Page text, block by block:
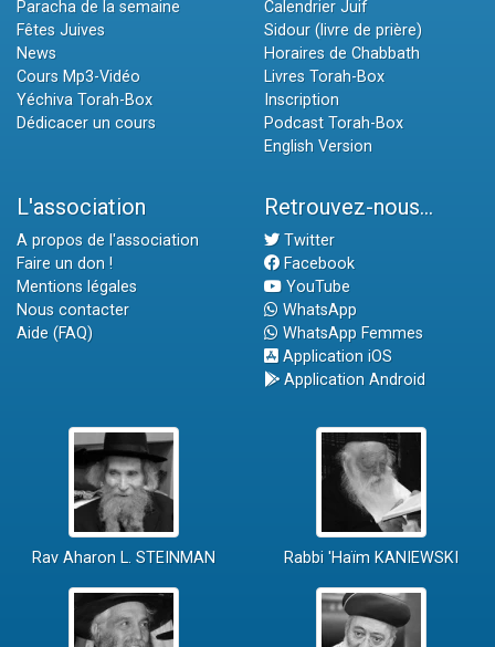
Paracha de la semaine
Fêtes Juives
News
Cours Mp3-Vidéo
Yéchiva Torah-Box
Dédicacer un cours
Calendrier Juif
Sidour (livre de prière)
Horaires de Chabbath
Livres Torah-Box
Inscription
Podcast Torah-Box
English Version
L'association
A propos de l'association
Faire un don !
Mentions légales
Nous contacter
Aide (FAQ)
Retrouvez-nous...
Twitter
Facebook
YouTube
WhatsApp
WhatsApp Femmes
Application iOS
Application Android
Rav Aharon L. STEINMAN Rabbi 'Haïm KANIEWSKI